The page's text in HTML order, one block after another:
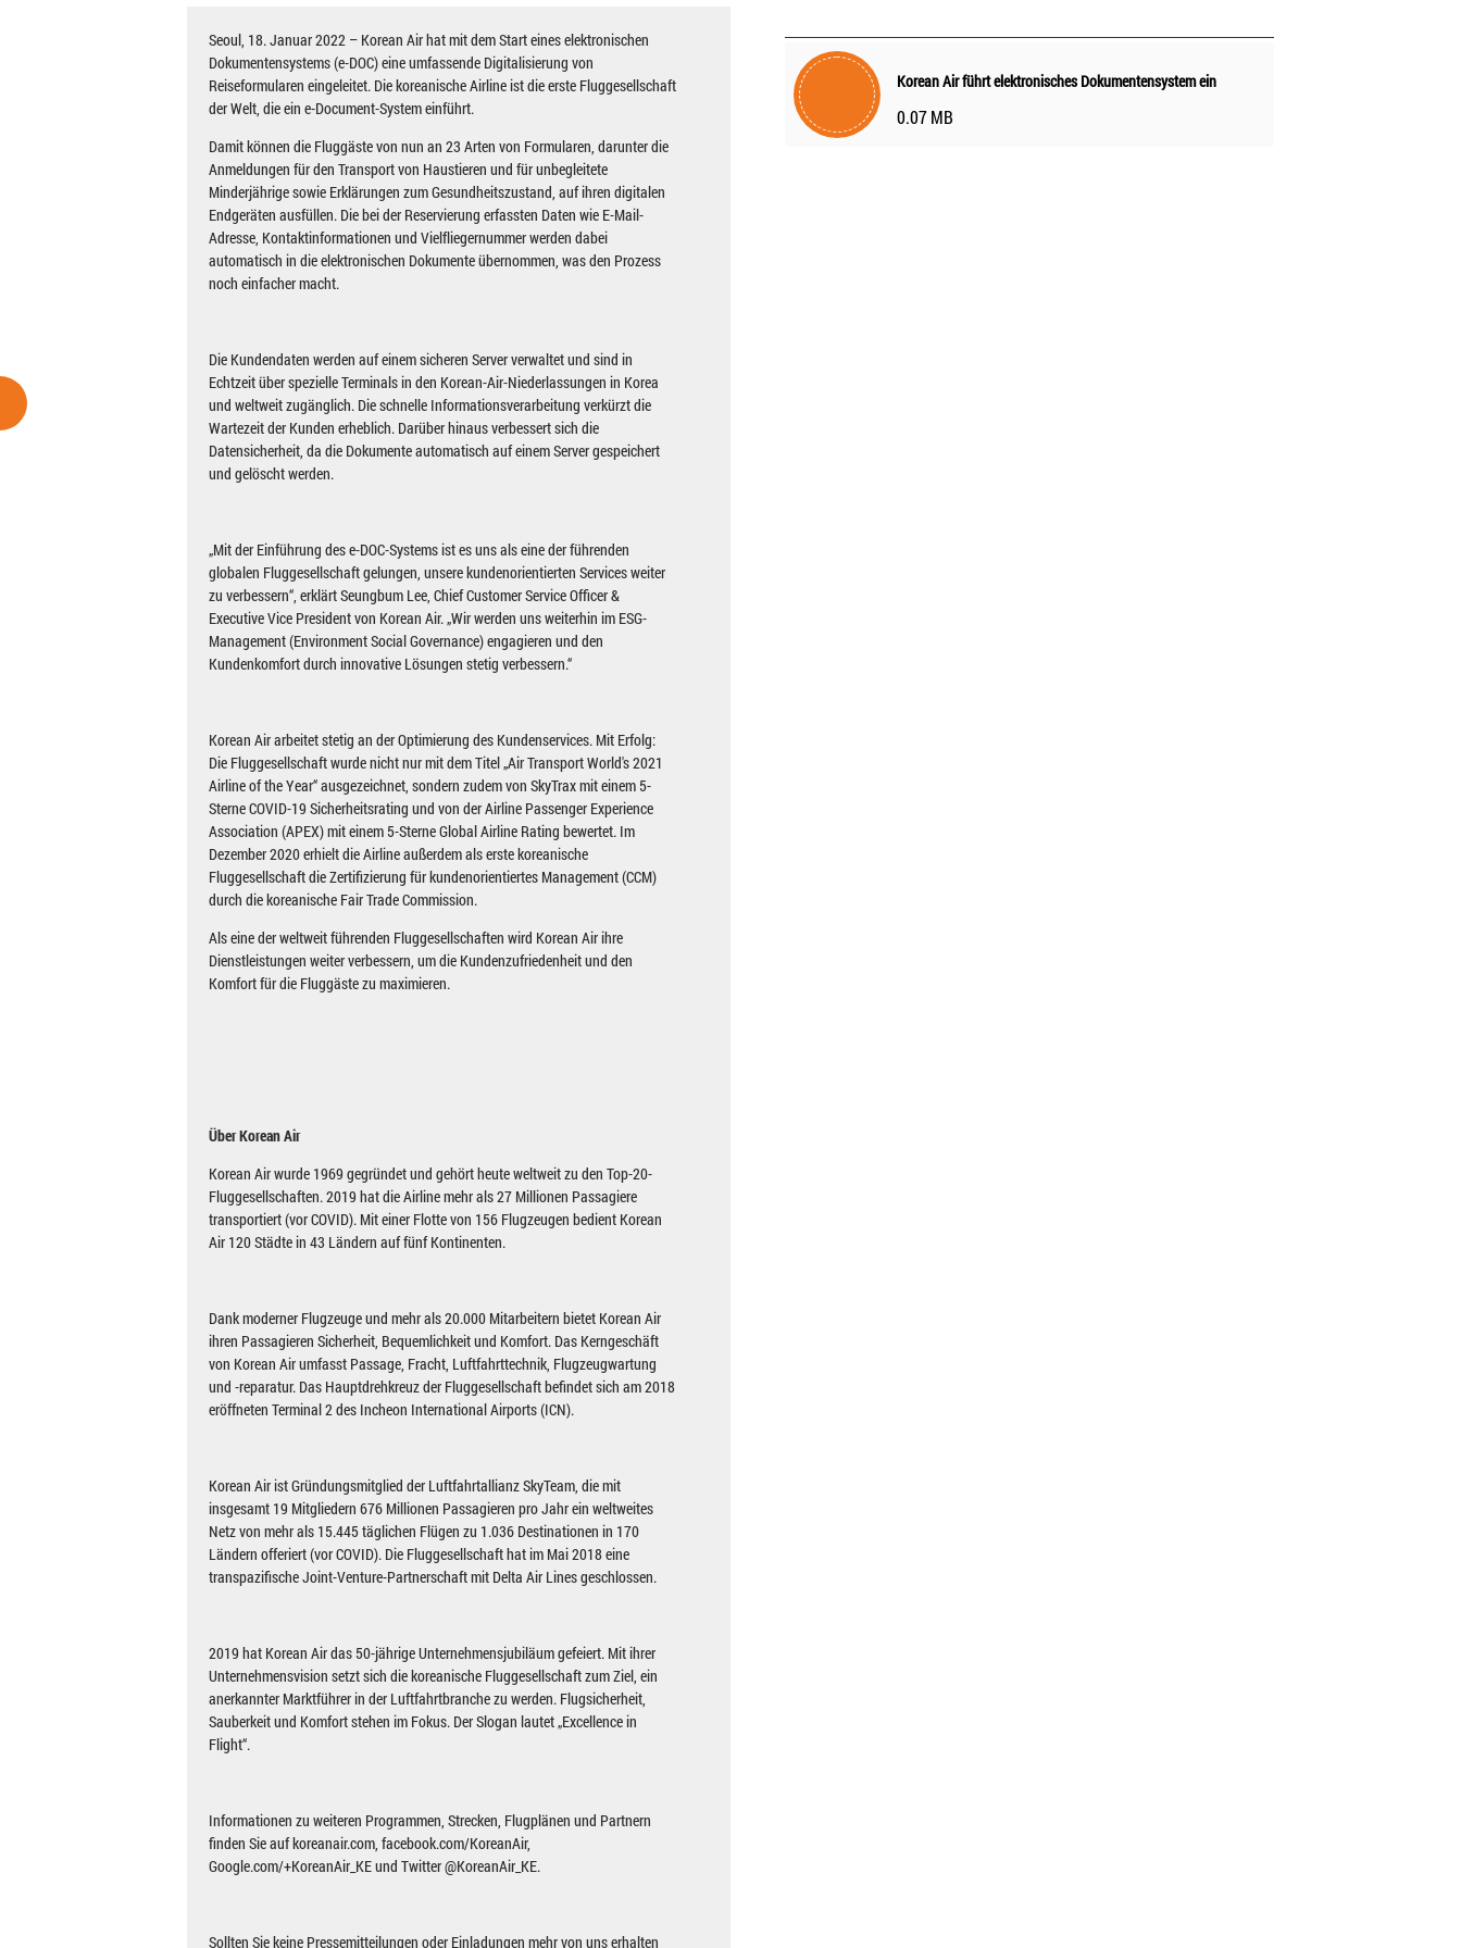
Seoul, 18. Januar 2022 – Korean Air hat mit dem Start eines elektronischen
Dokumentensystems (e-DOC) eine umfassende Digitalisierung von
Reiseformularen eingeleitet. Die koreanische Airline ist die erste Fluggesellschaft
der Welt, die ein e-Document-System einführt.
Damit können die Fluggäste von nun an 23 Arten von Formularen, darunter die
Anmeldungen für den Transport von Haustieren und für unbegleitete
Minderjährige sowie Erklärungen zum Gesundheitszustand, auf ihren digitalen
Endgeräten ausfüllen. Die bei der Reservierung erfassten Daten wie E-Mail-
Adresse, Kontaktinformationen und Vielfliegernummer werden dabei
automatisch in die elektronischen Dokumente übernommen, was den Prozess
noch einfacher macht.
Die Kundendaten werden auf einem sicheren Server verwaltet und sind in
Echtzeit über spezielle Terminals in den Korean-Air-Niederlassungen in Korea
und weltweit zugänglich. Die schnelle Informationsverarbeitung verkürzt die
Wartezeit der Kunden erheblich. Darüber hinaus verbessert sich die
Datensicherheit, da die Dokumente automatisch auf einem Server gespeichert
und gelöscht werden.
„Mit der Einführung des e-DOC-Systems ist es uns als eine der führenden
globalen Fluggesellschaft gelungen, unsere kundenorientierten Services weiter
zu verbessern“, erklärt Seungbum Lee, Chief Customer Service Officer &
Executive Vice President von Korean Air. „Wir werden uns weiterhin im ESG-
Management (Environment Social Governance) engagieren und den
Kundenkomfort durch innovative Lösungen stetig verbessern.“
Korean Air arbeitet stetig an der Optimierung des Kundenservices. Mit Erfolg:
Die Fluggesellschaft wurde nicht nur mit dem Titel „Air Transport World's 2021
Airline of the Year“ ausgezeichnet, sondern zudem von SkyTrax mit einem 5-
Sterne COVID-19 Sicherheitsrating und von der Airline Passenger Experience
Association (APEX) mit einem 5-Sterne Global Airline Rating bewertet. Im
Dezember 2020 erhielt die Airline außerdem als erste koreanische
Fluggesellschaft die Zertifizierung für kundenorientiertes Management (CCM)
durch die koreanische Fair Trade Commission.
Als eine der weltweit führenden Fluggesellschaften wird Korean Air ihre
Dienstleistungen weiter verbessern, um die Kundenzufriedenheit und den
Komfort für die Fluggäste zu maximieren.
Über Korean Air
Korean Air wurde 1969 gegründet und gehört heute weltweit zu den Top-20-
Fluggesellschaften. 2019 hat die Airline mehr als 27 Millionen Passagiere
transportiert (vor COVID). Mit einer Flotte von 156 Flugzeugen bedient Korean
Air 120 Städte in 43 Ländern auf fünf Kontinenten.
Dank moderner Flugzeuge und mehr als 20.000 Mitarbeitern bietet Korean Air
ihren Passagieren Sicherheit, Bequemlichkeit und Komfort. Das Kerngeschäft
von Korean Air umfasst Passage, Fracht, Luftfahrttechnik, Flugzeugwartung
und -reparatur. Das Hauptdrehkreuz der Fluggesellschaft befindet sich am 2018
eröffneten Terminal 2 des Incheon International Airports (ICN).
Korean Air ist Gründungsmitglied der Luftfahrtallianz SkyTeam, die mit
insgesamt 19 Mitgliedern 676 Millionen Passagieren pro Jahr ein weltweites
Netz von mehr als 15.445 täglichen Flügen zu 1.036 Destinationen in 170
Ländern offeriert (vor COVID). Die Fluggesellschaft hat im Mai 2018 eine
transpazifische Joint-Venture-Partnerschaft mit Delta Air Lines geschlossen.
2019 hat Korean Air das 50-jährige Unternehmensjubiläum gefeiert. Mit ihrer
Unternehmensvision setzt sich die koreanische Fluggesellschaft zum Ziel, ein
anerkannter Marktführer in der Luftfahrtbranche zu werden. Flugsicherheit,
Sauberkeit und Komfort stehen im Fokus. Der Slogan lautet „Excellence in
Flight“.
Informationen zu weiteren Programmen, Strecken, Flugplänen und Partnern
finden Sie auf koreanair.com, facebook.com/KoreanAir,
Google.com/+KoreanAir_KE und Twitter @KoreanAir_KE.
Sollten Sie keine Pressemitteilungen oder Einladungen mehr von uns erhalten
Korean Air führt elektronisches Dokumentensystem ein
0.07 MB